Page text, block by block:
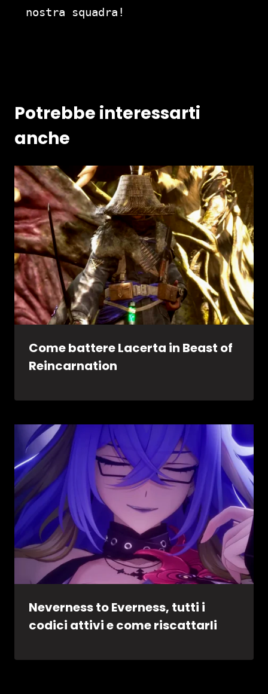
nostra squadra!
Potrebbe interessarti
anche
Come battere Lacerta in Beast of
Reincarnation
Neverness to Everness, tutti i
codici attivi e come riscattarli